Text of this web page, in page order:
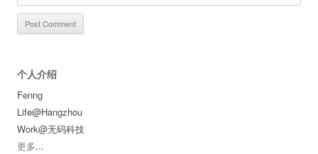
个人介绍
Fenng
Life@Hangzhou
Work@无码科技
更多...